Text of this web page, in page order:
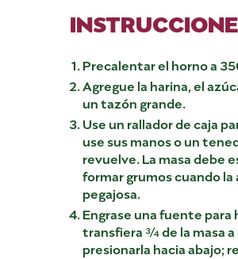
Precalentar el horno a
Agregue la harina, el
un tazón grande.
Use un rallador de caja
use sus manos o un
revuelve. La masa debe
formar grumos cuando
pegajosa.
Engrase una fuente
transfiera ¾ de la masa
presionarla hacia abajo;